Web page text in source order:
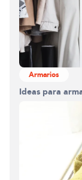
Armarios
Ideas para